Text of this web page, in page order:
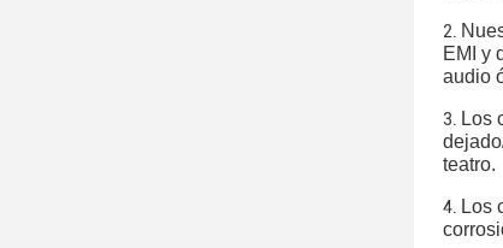
2.
EMI y
audio
3.
Los
teatro.
4. Los